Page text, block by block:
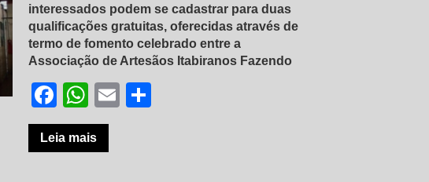
interessados podem se cadastrar para duas
qualificações gratuitas, oferecidas através de
termo de fomento celebrado entre a
Associação de Artesãos Itabiranos Fazendo
Facebook
WhatsApp
Email
Leia mais